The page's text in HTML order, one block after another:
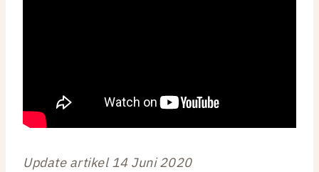
Update artikel 14 Juni 2020